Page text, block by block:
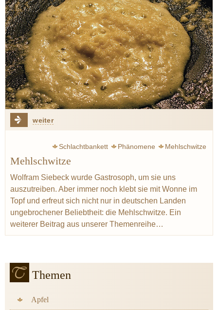
weiter
Schlachtbankett Phänomene
Mehlschwitze
Siebeck Wolfram
Erdbeere
Point Fernand
Bocuse Paul
Varenne françois-pierre de la
Spargel Drittes Reich
Mehlschwitze
Wolfram Siebeck wurde Gastrosoph, um sie uns
auszutreiben. Aber immer noch klebt sie mit Wonne im
Topf und erfreut sich nicht nur in deutschen Landen
ungebrochener Beliebtheit: die Mehlschwitze. Ein
weiterer Beitrag aus unserer Themenreihe…
Themen
Apfel